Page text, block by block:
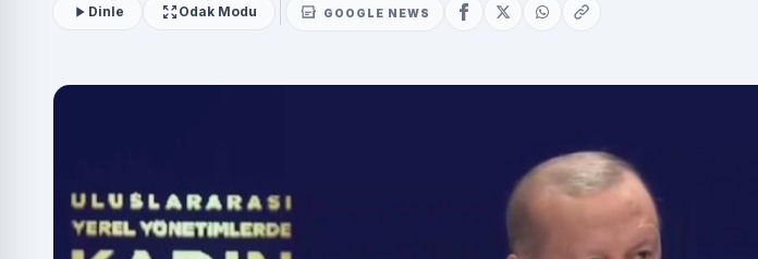
Dinle Odak Modu GOOGLE NEWS